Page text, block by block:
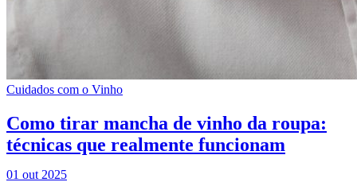
Cuidados com o Vinho
Como tirar mancha de vinho da roupa:
técnicas que realmente funcionam
01 out 2025